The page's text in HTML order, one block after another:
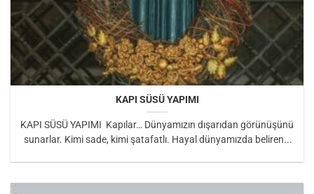
KAPI SÜSÜ YAPIMI
KAPI SÜSÜ YAPIMI Kapılar… Dünyamızın dışarıdan görünüşünü
sunarlar. Kimi sade, kimi şatafatlı. Hayal dünyamızda beliren...